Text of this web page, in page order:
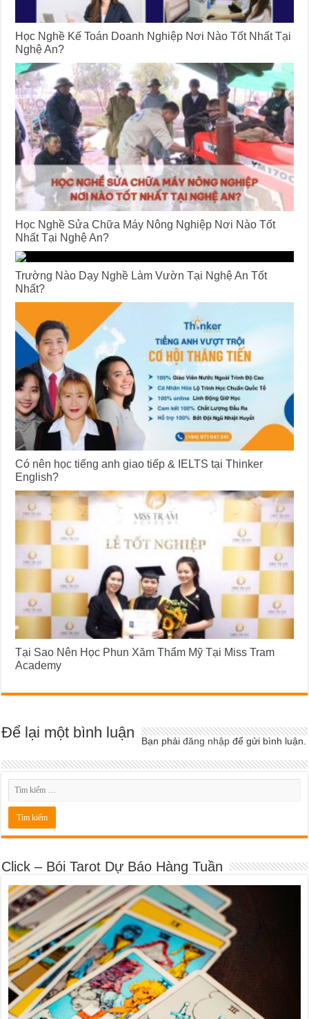
Học Nghề Kế Toán Doanh Nghiệp Nơi Nào Tốt Nhất Tại
Nghệ An?
Học Nghề Sửa Chữa Máy Nông Nghiệp Nơi Nào Tốt
Nhất Tại Nghệ An?
Trường Nào Dạy Nghề Làm Vườn Tại Nghệ An Tốt
Nhất?
Có nên học tiếng anh giao tiếp & IELTS tại Thinker
English?
Tại Sao Nên Học Phun Xăm Thẩm Mỹ Tại Miss Tram
Academy
Để lại một bình luận Bạn phảiđăng nhập để gửi bình luận.
Click – Bói Tarot Dự Báo Hàng Tuần